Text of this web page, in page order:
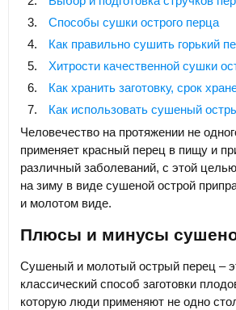
Способы сушки острого перца
Как правильно сушить горький
Хитрости качественной сушки
Как хранить заготовку, срок
Как использовать сушеный
Человечество на протяжении не
применяет красный перец в пищу и
различный заболеваний, с этой
на зиму в виде сушеной острой
и молотом виде.
Плюсы и минусы
Сушеный и молотый острый перец –
классический способ заготовки
которую люди применяют не одно